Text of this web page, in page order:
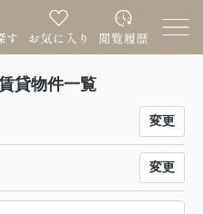
貸物件一覧
変更
変更